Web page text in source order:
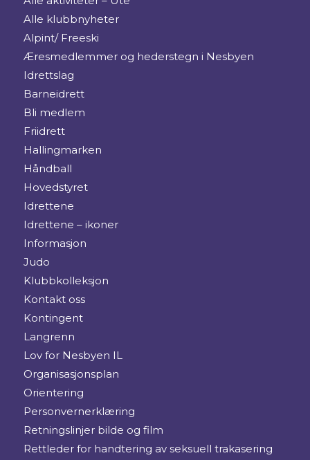
Alle klubbnyheter
Alpint/ Freeski
Æresmedlemmer og hederstegn i Nesbyen
Idrettslag
Barneidrett
Bli medlem
Friidrett
Hallingmarken
Håndball
Hovedstyret
Idrettene
Idrettene – ikoner
Informasjon
Judo
Klubbkolleksjon
Kontakt oss
Kontingent
Langrenn
Lov for Nesbyen IL
Organisasjonsplan
Orientering
Personvernerklæring
Retningslinjer bilde og film
Rettleder for handtering av seksuell trakasering